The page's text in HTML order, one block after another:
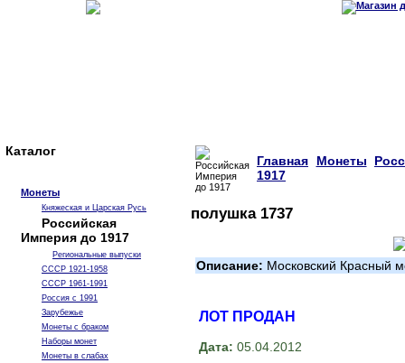
Каталог
Монеты
Княжеская и Царская Русь
Российская
Империя до 1917
Региональные выпуски
СССР 1921-1958
СССР 1961-1991
Россия с 1991
Зарубежье
Монеты с браком
Наборы монет
Монеты в слабах
Главная Монеты
1917
полушка 1737
Описание: Московский Красный
ЛОТ ПРОДАН
Дата: 05.04.2012